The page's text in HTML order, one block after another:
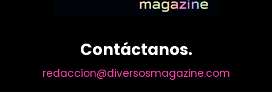
Contáctanos.
redaccion@diversosmagazine.com